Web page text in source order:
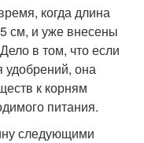
когда длина
см, и уже внесены
в том, что если
удобрений, она
к корням
питания.
следующими